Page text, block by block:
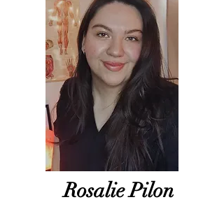
Rosalie Pilon